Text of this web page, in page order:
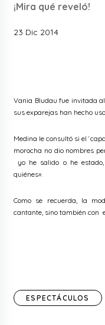
¡Mira qué reveló!
23 Dic 2014
Vania Bludau fue invitada
sus exparejas han hecho
Medina le consultó si el
morocha no dio nombres
yo he salido o he
quiénes».
Como se recuerda, la
cantante, sino también con
ESPECTÁCULOS